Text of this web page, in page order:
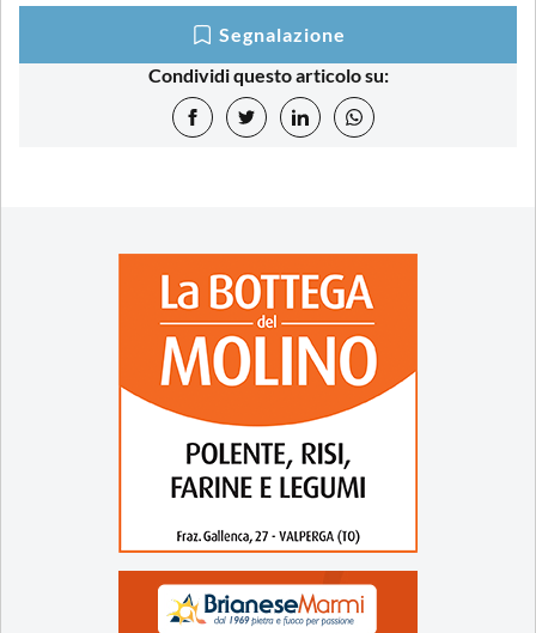
Segnalazione
Condividi questo articolo su: